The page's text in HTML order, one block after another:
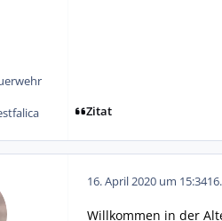
Zitat
16. April 2020 um 15:34
Willkommen in der